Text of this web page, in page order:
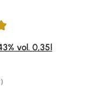
5 Sternen
vol. 0,35l